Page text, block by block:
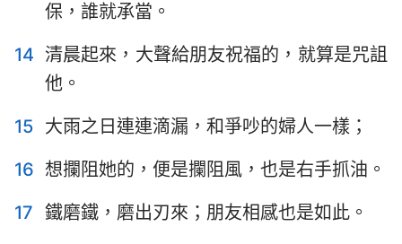
保，誰就承當。
14 清晨起來，大聲給朋友祝福的，就算是咒詛
他。
15 大雨之日連連滴漏，和爭吵的婦人一樣；
16 想攔阻她的，便是攔阻風，也是右手抓油。
17 鐵磨鐵，磨出刃來；朋友相感也是如此。